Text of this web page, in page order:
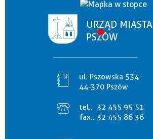
URZĄD MIASTA
PSZÓW
ul. Pszowska 534
44-370 Pszów
tel.: 32 455 95 51
fax.: 32 455 86 36